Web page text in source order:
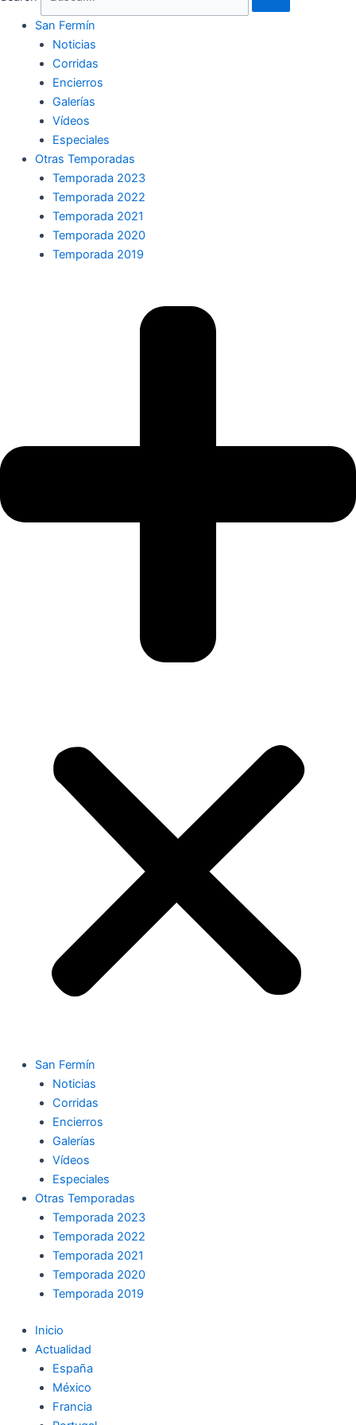
San Fermín
Noticias
Corridas
Encierros
Galerías
Vídeos
Especiales
Otras Temporadas
Temporada 2023
Temporada 2022
Temporada 2021
Temporada 2020
Temporada 2019
San Fermín
Noticias
Corridas
Encierros
Galerías
Vídeos
Especiales
Otras Temporadas
Temporada 2023
Temporada 2022
Temporada 2021
Temporada 2020
Temporada 2019
Inicio
Actualidad
España
México
Francia